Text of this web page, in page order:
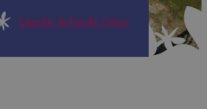
Llwybr Arfordir Gŵyr